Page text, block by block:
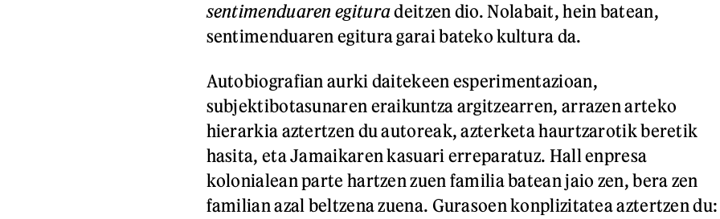
sentimenduaren egituradeitzen dio. Nolabait, hein batean,
sentimenduaren egitura garai bateko kultura da.
Autobiografian aurki daitekeen esperimentazioan,
subjektibotasunaren eraikuntza argitzearren, arrazen arteko
hierarkia aztertzen du autoreak, azterketa haurtzarotik beretik
hasita, eta Jamaikaren kasuari erreparatuz. Hall enpresa
kolonialean parte hartzen zuen familia batean jaio zen, bera zen
familian azal beltzena zuena. Gurasoen konplizitatea aztertzen du: